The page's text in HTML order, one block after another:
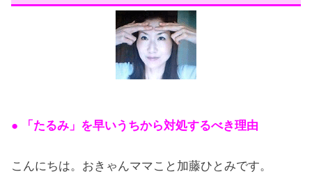
● 「たるみ」を早いうちから対処するべき理由
こんにちは。おきゃんママこと加藤ひとみです。